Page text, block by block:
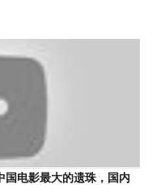
国电影最大的遗珠，国内